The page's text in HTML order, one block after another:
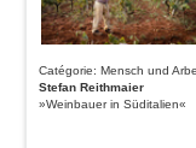
Catégorie: Mensch und
Stefan Reithmaier
»Weinbauer in Süditalien«